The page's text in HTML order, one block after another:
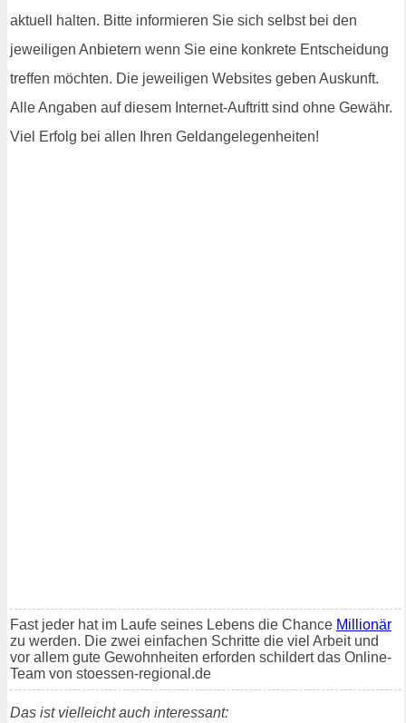
aktuell halten. Bitte informieren Sie sich selbst bei den
jeweiligen Anbietern wenn Sie eine konkrete Entscheidung
treffen möchten. Die jeweiligen Websites geben Auskunft.
Alle Angaben auf diesem Internet-Auftritt sind ohne Gewähr.
Viel Erfolg bei allen Ihren Geldangelegenheiten!
Fast jeder hat im Laufe seines Lebens die Chance Millionär
zu werden. Die zwei einfachen Schritte die viel Arbeit und
vor allem gute Gewohnheiten erforden schildert das Online-
Team von stoessen-regional.de
Das ist vielleicht auch interessant: